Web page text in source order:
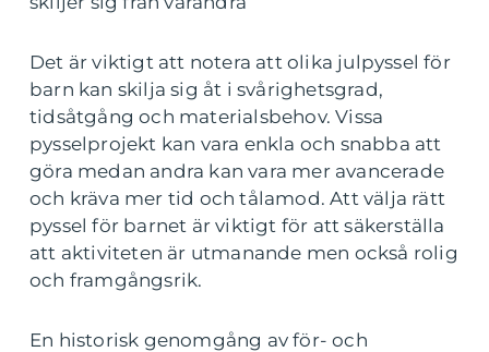
Det är viktigt att notera att olika julpyssel för
barn kan skilja sig åt i svårighetsgrad,
tidsåtgång och materialsbehov. Vissa
pysselprojekt kan vara enkla och snabba att
göra medan andra kan vara mer avancerade
och kräva mer tid och tålamod. Att välja rätt
pyssel för barnet är viktigt för att säkerställa
att aktiviteten är utmanande men också rolig
och framgångsrik.
En historisk genomgång av för- och